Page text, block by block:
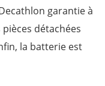
garantie à
détachées
la batterie est